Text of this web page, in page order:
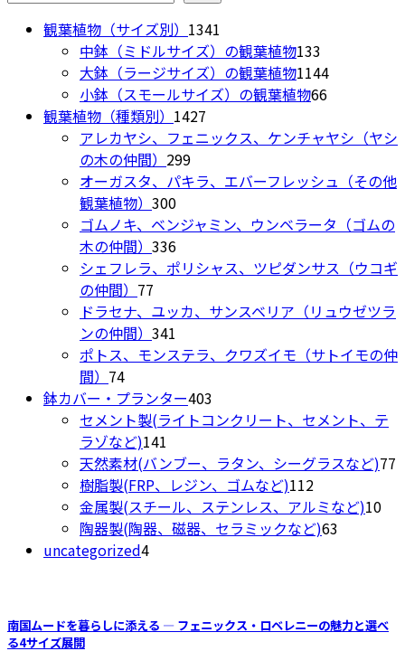
観葉植物（サイズ別） 1341
個
の
商
中鉢（ミドルサイズ）の観葉植物133
個
の
品
大鉢（ラージサイズ）の観葉植物11441144
商
小鉢（スモールサイズ）の観葉植物6666
の
品
観葉植物（種類別） 1427
個
商
アレカヤシ、フェニックス、ケンチャヤシ（ヤシ
の木の仲間） 299299
個
商
オーガスタ、パキラ、エバーフレッシュ（その他
観葉植物） 300300
個
の
商
ゴムノキ、ベンジャミン、ウンベラータ（ゴムの
木の仲間） 336336
個
商
シェフレラ、ポリシャス、ツピダンサス（ウコギ
の仲間） 77
個
の
商
ドラセナ、ユッカ、サンスベリア（リュウゼツラ
ンの仲間） 341
個
商
品
ポトス、モンステラ、クワズイモ（サトイモの仲
間） 7474
個
の
商
品
鉢カバー・プランター403
個
商
品
セメント製(ライトコンクリート、セメント、テ
ラゾなど)141
個
の
商
品
天然素材(バンブー、ラタン、シーグラスなど)77
樹脂製(FRP、レジン、ゴムなど)112112
個
の
金属製(スチール、ステンレス、アルミなど)1010
陶器製(陶器、磁器、セラミックなど)63
uncategorized44
品
南国ムードを暮らしに添える ― フェニックス・ロベレニーの魅力と選べ
る4サイズ展開